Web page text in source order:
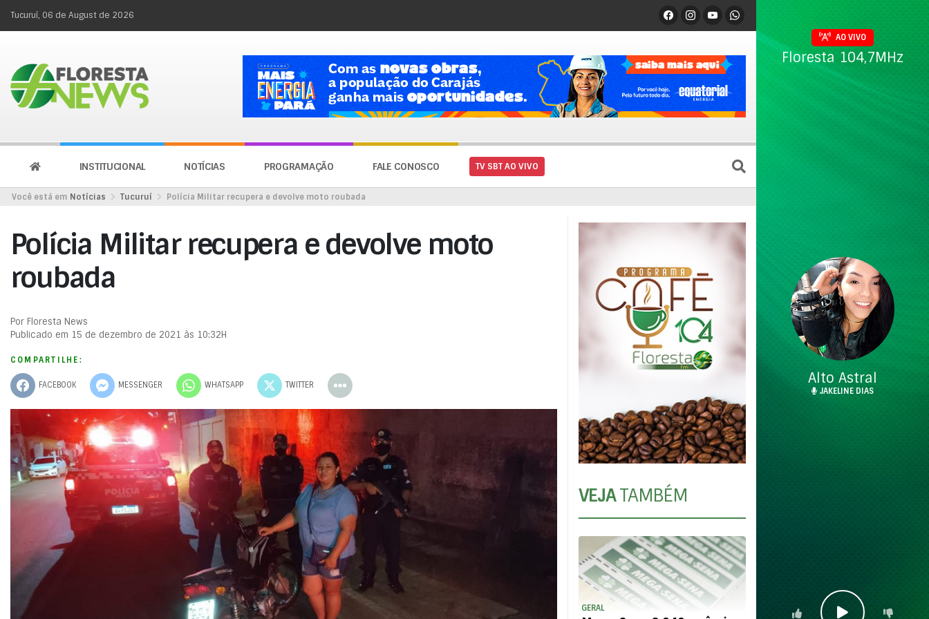
Tucuruí, 06 de August de 2026
INSTITUCIONAL NOTÍCIAS PROGRAMAÇÃO FALE CONOSCO TV SBT AO VIVO
Você está em Notícias Tucuruí Polícia Militar recupera e devolve moto roubada
Polícia Militar recupera e devolve moto
roubada
Por Floresta News
Publicado em 15 de dezembro de 2021 às 10:32H
COMPARTILHE:
FACEBOOK MESSENGER WHATSAPP TWITTER
VEJATAMBÉM
GERAL
AO VIVO
Floresta 104,7MHz
Alto Astral
JAKELINE DIAS